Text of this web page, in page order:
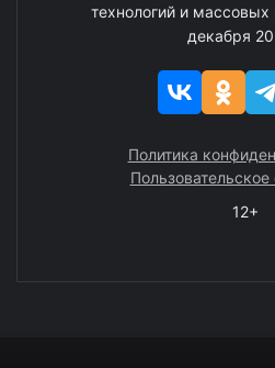
технологий и
декабря
Политика
Пользовательское
12+